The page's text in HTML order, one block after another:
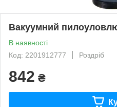
Вакуумний
В наявності
Код: 2201912777
Роздріб
842 ₴